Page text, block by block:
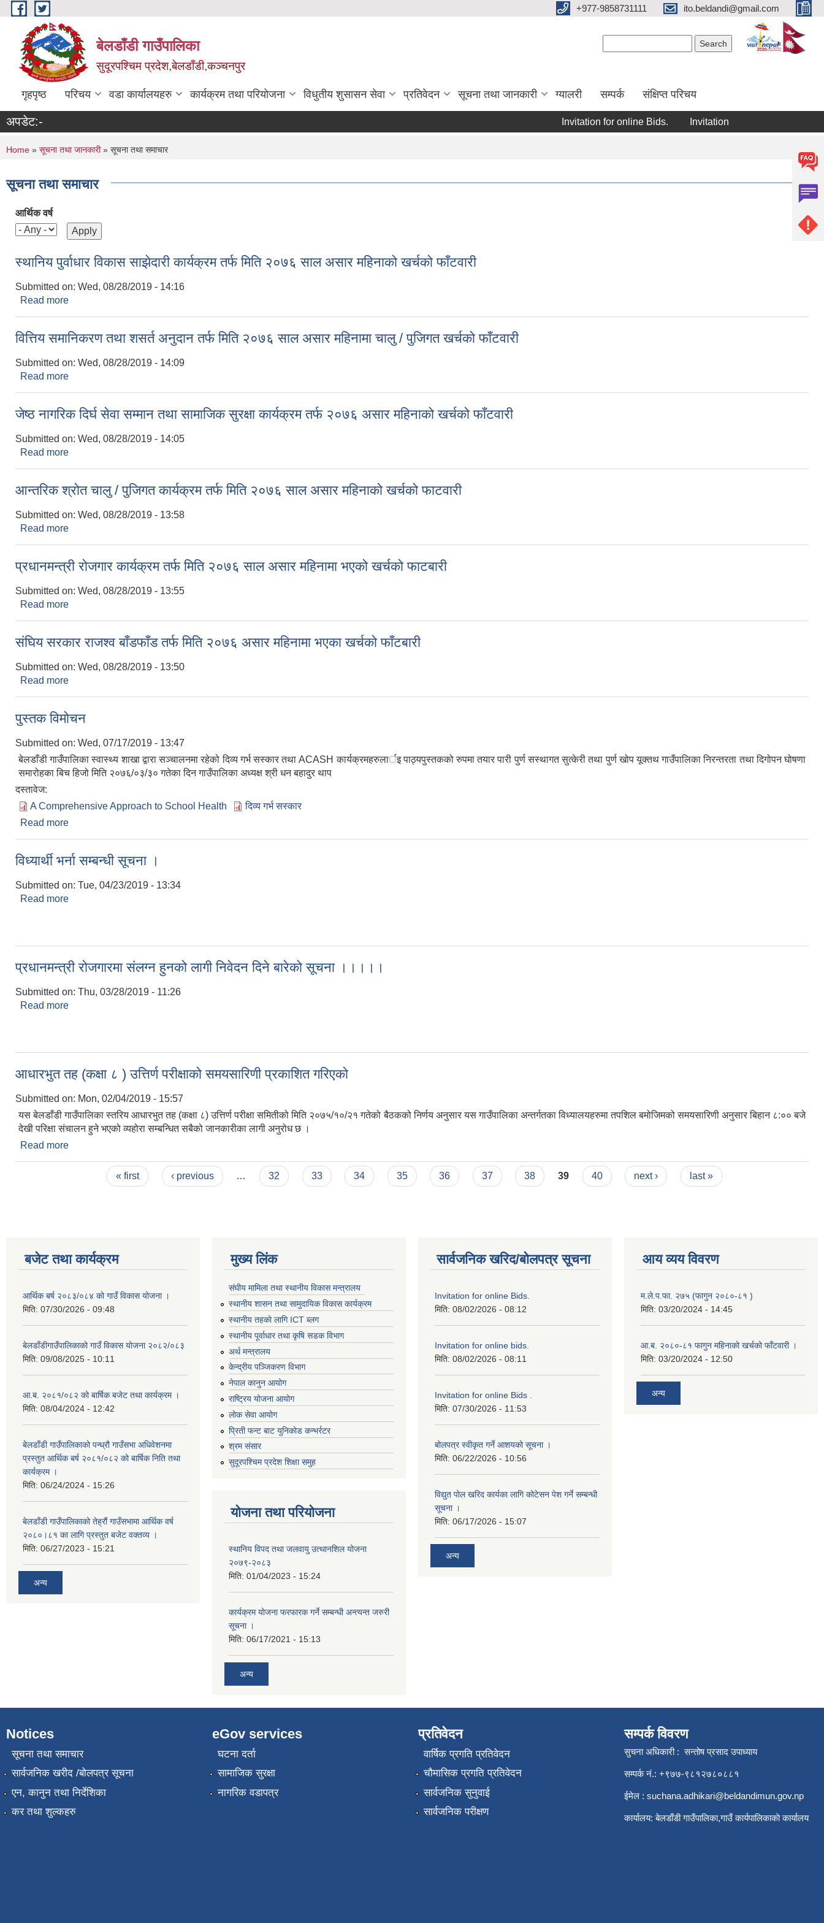
Skip to main content +977-9858731111 ito.beldandi@gmail.com
बेलडाँडी गाउँपालिका
सुदूरपश्चिम प्रदेश,बेलडाँडी,कञ्चनपुर
गृहपृष्ठ परिचय वडा कार्यालयहरु कार्यक्रम तथा परियोजना विधुतीय शुसासन सेवा प्रतिवेदन सूचना तथा जानकारी ग्यालरी सम्पर्क संक्षिप्त परिचय
अपडेट:- Invitation for online Bids. Invitation for online bids.
You are here
Home » सूचना तथा जानकारी» सूचना तथा समाचार
सूचना तथा समाचार
आर्थिक वर्ष
स्थानिय पुर्वाधार विकास साझेदारी कार्यक्रम तर्फ मिति २०७६ साल असार महिनाको खर्चको फाँटवारी
Submitted on: Wed, 08/28/2019 - 14:16
Read more
वित्तिय समानिकरण तथा शसर्त अनुदान तर्फ मिति २०७६ साल असार महिनामा चालु / पुजिगत खर्चको फाँटवारी
Submitted on: Wed, 08/28/2019 - 14:09
Read more
जेष्ठ नागरिक दिर्घ सेवा सम्मान तथा सामाजिक सुरक्षा कार्यक्रम तर्फ २०७६ असार महिनाको खर्चको फाँटवारी
Submitted on: Wed, 08/28/2019 - 14:05
Read more
आन्तरिक श्रोत चालु / पुजिगत कार्यक्रम तर्फ मिति २०७६ साल असार महिनाको खर्चको फाटवारी
Submitted on: Wed, 08/28/2019 - 13:58
Read more
प्रधानमन्त्री रोजगार कार्यक्रम तर्फ मिति २०७६ साल असार महिनामा भएको खर्चको फाटबारी
Submitted on: Wed, 08/28/2019 - 13:55
Read more
संघिय सरकार राजश्व बाँडफाँड तर्फ मिति २०७६ असार महिनामा भएका खर्चको फाँटबारी
Submitted on: Wed, 08/28/2019 - 13:50
Read more
पुस्तक विमोचन
Submitted on: Wed, 07/17/2019 - 13:47
बेलडाँडी गाउँपालिका स्वास्थ्य शाखा द्वारा सञ्चालनमा रहेको दिव्य गर्भ सस्कार तथा ACASH कार्यक्रमहरुलार्इ पाठ्यपुस्तकको रुपमा तयार पारी पुर्ण सस्थागत सुत्केरी तथा पुर्ण खोप यूक्तथ गाउँपालिका निरन्तरता तथा दिगोपन घोषणा
समारोहका बिच हिजो मिति २०७६/०३/३० गतेका दिन गाउँपालिका अध्यक्ष श्री धन बहादुर थाप
दस्तावेज:
A Comprehensive Approach to School Health
दिव्य गर्भ सस्कार
Read more
विध्यार्थी भर्ना सम्बन्धी सूचना ।
Submitted on: Tue, 04/23/2019 - 13:34
Read more
प्रधानमन्त्री रोजगारमा संलग्न हुनको लागी निवेदन दिने बारेको सूचना ।।।।।
Submitted on: Thu, 03/28/2019 - 11:26
Read more
आधारभुत तह (कक्षा ८ ) उत्तिर्ण परीक्षाको समयसारिणी प्रकाशित गरिएको
Submitted on: Mon, 02/04/2019 - 15:57
यस बेलडाँडी गाउँपालिका स्तरिय आधारभुत तह (कक्षा ८) उत्तिर्ण परीक्षा समितीको मिति २०७५/१०/२१ गतेको बैठकको निर्णय अनुसार यस गाउँपालिका अन्तर्गतका विध्यालयहरुमा तपशिल बमोजिमको समयसारिणी अनुसार बिहान ८:०० बजे
देखी परिक्षा संचालन हुने भएको व्यहोरा सम्बन्धित सबैको जानकारीका लागी अनुरोध छ ।
Read more
« first ‹ previous … 32 33 34 35 36 37 38 39 40 next › last »
बजेट तथा कार्यक्रम
आर्थिक बर्ष २०८३/०८४ को गाउँ विकास योजना ।
मिति: 07/30/2026 - 09:48
बेलडाँडीगाउँपालिकाको गाउँ विकास योजना २०८२/०८३
मिति: 09/08/2025 - 10:11
आ.ब. २०८१/०८२ को बार्षिक बजेट तथा कार्यक्रम ।
मिति: 08/04/2024 - 12:42
बेलडाँडी गाउँपालिकाको पन्ध्रौ गाउँसभा अधिवेशनमा
प्रस्तुत आर्थिक बर्ष २०८१/०८२ को बार्षिक निति तथा
कार्यक्रम ।
मिति: 06/24/2024 - 15:26
बेलडाँडी गाउँपालिकाको तेह्रौं गाउँसभामा आर्थिक वर्ष
२०८०।८१ का लागि प्रस्तुत बजेट वक्तव्य ।
मिति: 06/27/2023 - 15:21
अन्य
मुख्य लिंक
संघीय मामिला तथा स्थानीय विकास मन्त्रालय
स्थानीय शासन तथा सामुदायिक विकास कार्यक्रम
स्थानीय तहको लागि ICT ब्लग
स्थानीय पूर्वाधार तथा कृषि सडक विभाग
अर्थ मन्त्रालय
केन्द्रीय पञ्जिकरण विभाग
नेपाल कानुन आयोग
राष्ट्रिय योजना आयोग
लोक सेवा आयोग
प्रिती फन्ट बाट युनिकोड कन्भर्रटर
श्रम संसार
सुदूरपश्चिम प्रदेश शिक्षा समुह
योजना तथा परियोजना
स्थानिय विपद तथा जलवायु उत्थानशिल योजना
२०७९-२०८३
मिति: 01/04/2023 - 15:24
कार्यक्रम योजना फरफारक गर्ने सम्बन्धी अन्त्यन्त जरुरी
सूचना ।
मिति: 06/17/2021 - 15:13
अन्य
सार्वजनिक खरिद/बोलपत्र सूचना
Invitation for online Bids.
मिति: 08/02/2026 - 08:12
Invitation for online bids.
मिति: 08/02/2026 - 08:11
Invitation for online Bids .
मिति: 07/30/2026 - 11:53
बोलपत्र स्वीकृत गर्ने आशयको सूचना ।
मिति: 06/22/2026 - 10:56
विद्युत पोल खरिद कार्यका लागि कोटेसन पेश गर्ने सम्बन्धी
सूचना ।
मिति: 06/17/2026 - 15:07
अन्य
आय व्यय विवरण
म.ले.प.फा. २७५ (फागुन २०८०-८१ )
मिति: 03/20/2024 - 14:45
आ.ब. २०८०-८१ फागुन महिनाको खर्चको फाँटवारी ।
मिति: 03/20/2024 - 12:50
अन्य
Notices
सूचना तथा समाचार
सार्वजनिक खरीद /बोलपत्र सूचना
एन, कानुन तथा निर्देशिका
कर तथा शुल्कहरु
eGov services
घटना दर्ता
सामाजिक सुरक्षा
नागरिक वडापत्र
प्रतिवेदन
वार्षिक प्रगति प्रतिवेदन
चौमासिक प्रगति प्रतिवेदन
सार्वजनिक सुनुवाई
सार्वजनिक परीक्षण
सम्पर्क विवरण
सुचना अधिकारी : सन्तोष प्रसाद उपाध्याय
सम्पर्क नं.: +९७७-९८१२७८०८८१
ईमेल : suchana.adhikari@beldandimun.gov.np
कार्यालय: बेलडाँडी गाउँपालिका,गाउँ कार्यपालिकाकाे कार्यालय